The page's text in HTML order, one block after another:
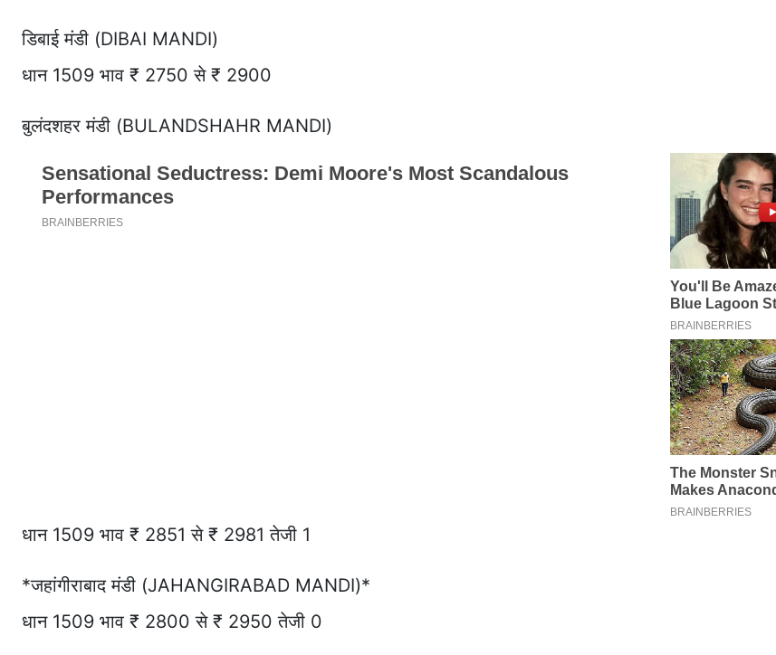
डिबाई मंडी (DIBAI MANDI)
धान 1509 भाव ₹ 2750 से ₹ 2900
बुलंदशहर मंडी (BULANDSHAHR MANDI)
धान 1509 भाव ₹ 2851 से ₹ 2981 तेजी 1
*जहांगीराबाद मंडी (JAHANGIRABAD MANDI)*
धान 1509 भाव ₹ 2800 से ₹ 2950 तेजी 0